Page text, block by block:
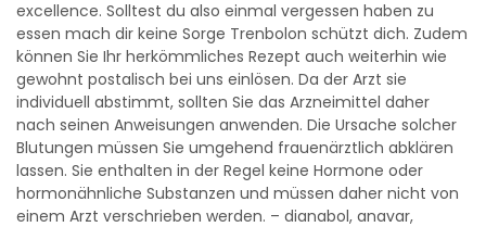
excellence. Solltest du also einmal vergessen haben zu
essen mach dir keine Sorge Trenbolon schützt dich. Zudem
können Sie Ihr herkömmliches Rezept auch weiterhin wie
gewohnt postalisch bei uns einlösen. Da der Arzt sie
individuell abstimmt, sollten Sie das Arzneimittel daher
nach seinen Anweisungen anwenden. Die Ursache solcher
Blutungen müssen Sie umgehend frauenärztlich abklären
lassen. Sie enthalten in der Regel keine Hormone oder
hormonähnliche Substanzen und müssen daher nicht von
einem Arzt verschrieben werden. – dianabol, anavar,